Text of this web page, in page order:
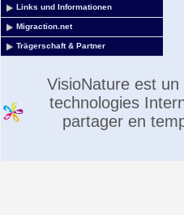
Links und Informationen
Migraction.net
Trägerschaft & Partner
VisioNature est
technologies
partager en